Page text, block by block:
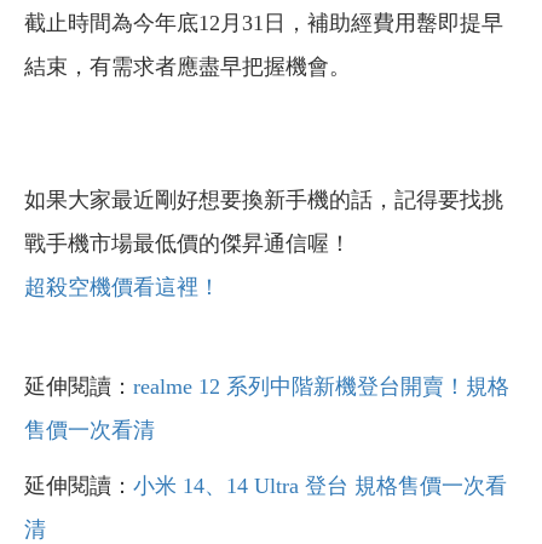
截止時間為今年底12月31日，補助經費用罊即提早
結束，有需求者應盡早把握機會。
如果大家最近剛好想要換新手機的話，記得要找挑
戰手機市場最低價的傑昇通信喔！
超殺空機價看這裡！
延伸閱讀： realme 12 系列中階新機登台開賣！規格
售價一次看清
延伸閱讀： 小米 14、14 Ultra 登台 規格售價一次看
清